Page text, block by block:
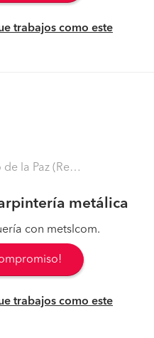
trabajos como este
VIII Biobío - Concepción)
metálica
con metslcom.
trabajos como este